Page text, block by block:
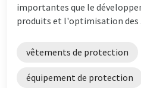
importantes que le
produits et l'optimisation des
vêtements de protection
équipement de protection